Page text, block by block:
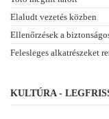
Elaludt vezetés közben
Ellenőrzések a
Felesleges alkatrészeket
KULTÚRA -